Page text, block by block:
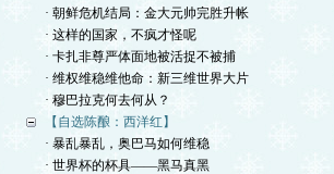
· 朝鲜危机结局：金大元帅完胜升帐
· 这样的国家，不疯才怪呢
· 卡扎非尊严体面地被活捉不被捕
· 维权维稳维他命：新三维世界大片
· 穆巴拉克何去何从？
【自选陈酿：西洋红】
· 暴乱暴乱，奥巴马如何维稳
· 世界杯的杯具——黑马真黑